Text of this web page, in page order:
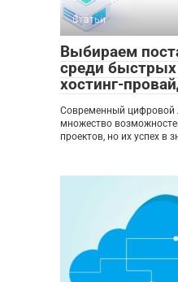
Статьи
Выбираем
среди
хостинг-
Современный цифровой
множество
проектов, но их успех в